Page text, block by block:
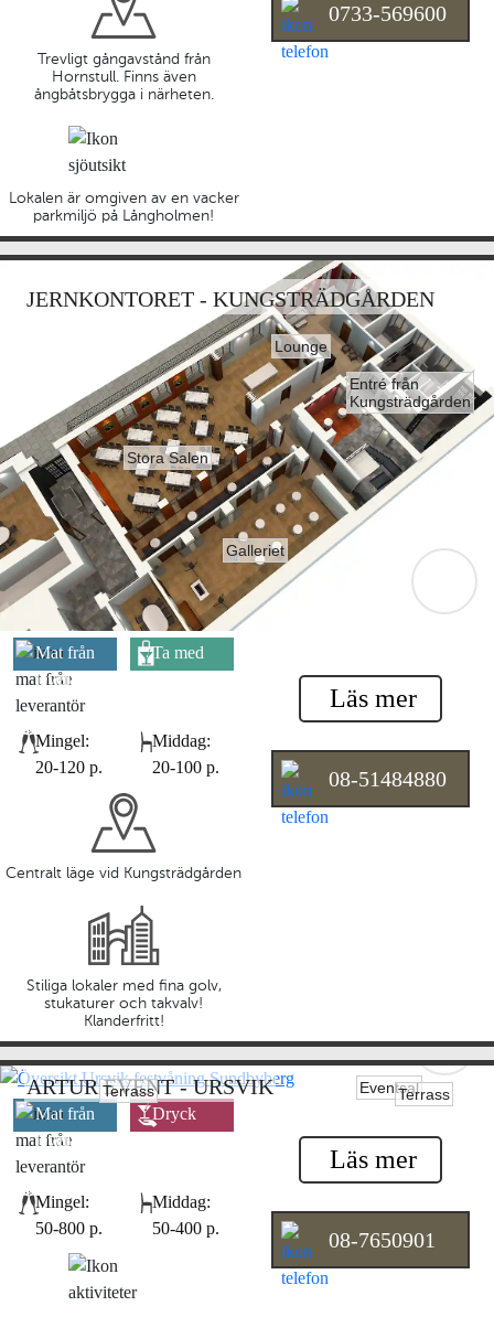
Trevligt gångavstånd från
Hornstull. Finns även
ångbåtsbrygga i närheten.
Lokalen är omgiven av en vacker
parkmiljö på Långholmen!
0733-569600
JERNKONTORET - KUNGSTRÄDGÅRDEN
Entré från
Kungsträdgården
Lounge
Galleriet
Stora Salen
Mat från
leverantör
Ta med
Mingel:
20-120 p.
Middag:
20-100 p.
Centralt läge vid Kungsträdgården
Stiliga lokaler med fina golv,
stukaturer och takvalv!
Klanderfritt!
Läs mer
08-51484880
ARTUR EVENT - URSVIK
Terrass EventsalTerrass
Mat från
leverantör
Dryck
Mingel:
50-800 p.
Middag:
50-400 p.
Läs mer
08-7650901